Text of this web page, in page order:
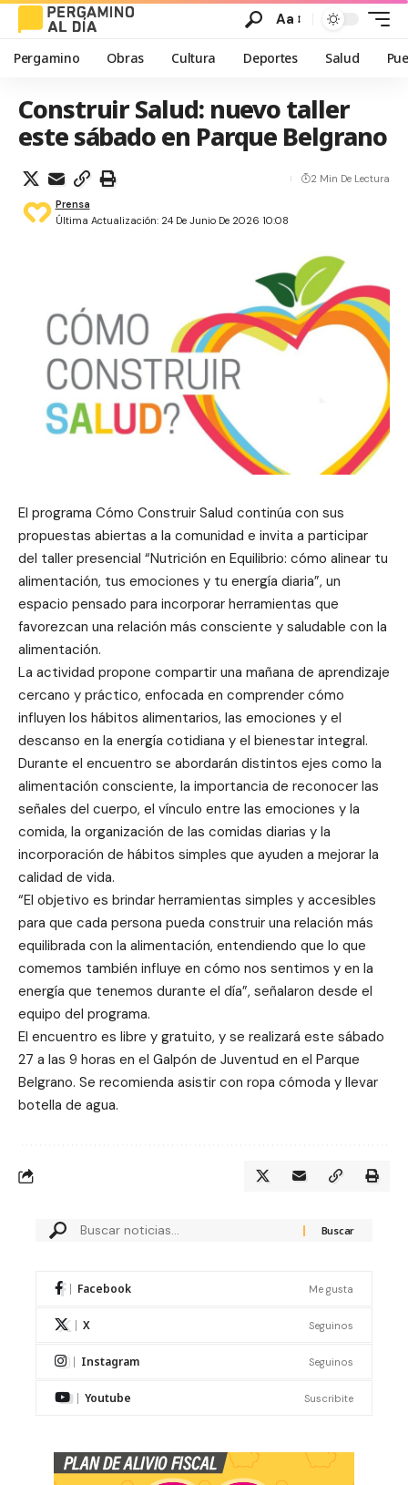
Aa
Pergamino Obras Cultura Deportes Salud
Construir Salud: nuevo taller
este sábado en Parque Belgrano
Última Actualización: 24 De Junio De 2026 10:08
Prensa
2 Min De Lectura
El programa Cómo Construir Salud continúa con sus
propuestas abiertas a la comunidad e invita a participar
del taller presencial “Nutrición en Equilibrio: cómo alinear tu
alimentación, tus emociones y tu energía diaria”, un
espacio pensado para incorporar herramientas que
favorezcan una relación más consciente y saludable con la
alimentación.
La actividad propone compartir una mañana de aprendizaje
cercano y práctico, enfocada en comprender cómo
influyen los hábitos alimentarios, las emociones y el
descanso en la energía cotidiana y el bienestar integral.
Durante el encuentro se abordarán distintos ejes como la
alimentación consciente, la importancia de reconocer las
señales del cuerpo, el vínculo entre las emociones y la
comida, la organización de las comidas diarias y la
incorporación de hábitos simples que ayuden a mejorar la
calidad de vida.
“El objetivo es brindar herramientas simples y accesibles
para que cada persona pueda construir una relación más
equilibrada con la alimentación, entendiendo que lo que
comemos también influye en cómo nos sentimos y en la
energía que tenemos durante el día”, señalaron desde el
equipo del programa.
El encuentro es libre y gratuito, y se realizará este sábado
27 a las 9 horas en el Galpón de Juventud en el Parque
Belgrano. Se recomienda asistir con ropa cómoda y llevar
botella de agua.
Facebook Me gusta
X Seguinos
Instagram Seguinos
Youtube Suscribite